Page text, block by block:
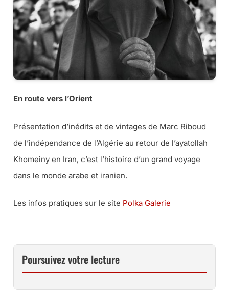
En route vers l’Orient
Présentation d’inédits et de vintages de Marc Riboud
de l’indépendance de l’Algérie au retour de l’ayatollah
Khomeiny en Iran, c’est l’histoire d’un grand voyage
dans le monde arabe et iranien.
Les infos pratiques sur le site Polka Galerie
Poursuivez votre lecture